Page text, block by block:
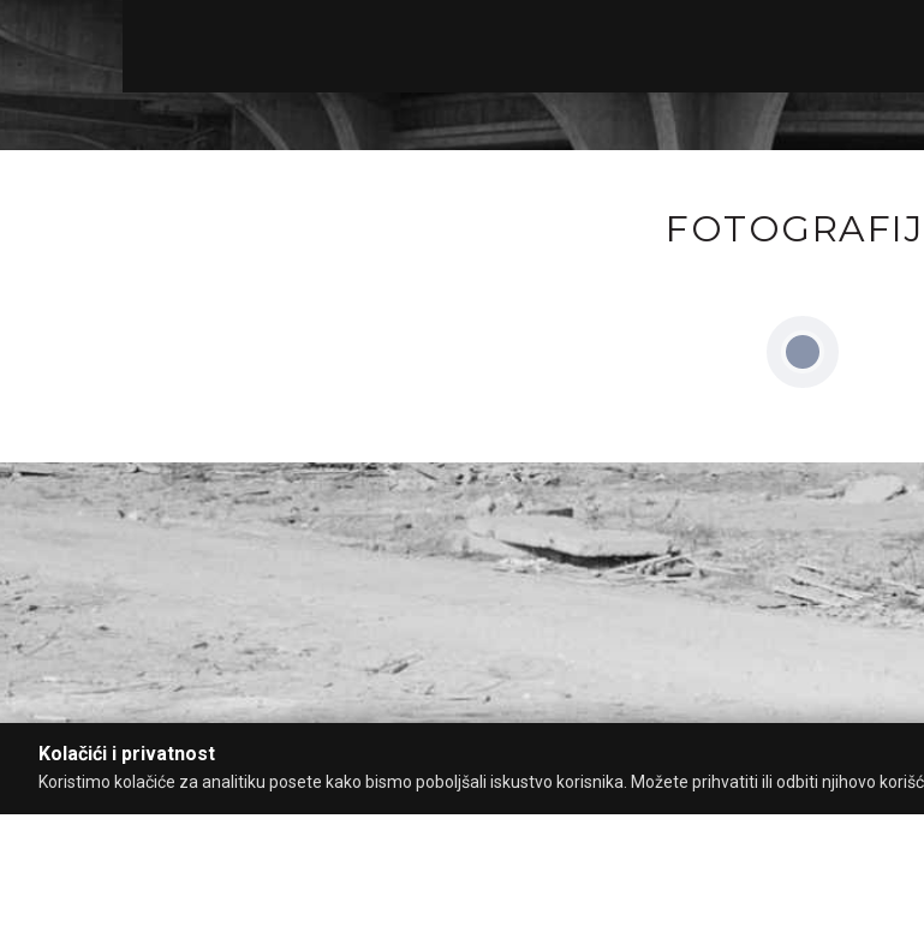
Kolačići i privatnost
Koristimo kolačiće za analitiku posete kako bismo poboljšali iskustvo korisnika. Možete prihvatiti ili odbiti njihovo